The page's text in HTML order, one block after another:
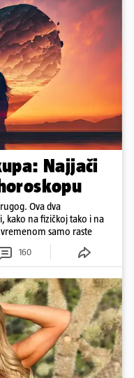
Najjači
Ova dva
kako na fizičkoj tako i na
samo raste
160